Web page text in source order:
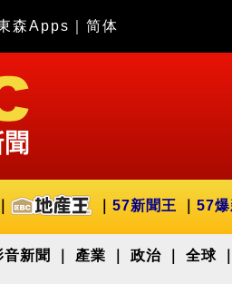
森Apps 简体
57新聞王 57爆
音新聞 產業 政治 全球